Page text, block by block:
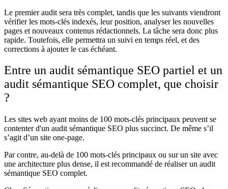
Le premier audit sera très complet, tandis que les suivants viendront
vérifier les mots-clés indexés, leur position, analyser les nouvelles
pages et nouveaux contenus rédactionnels. La tâche sera donc plus
rapide. Toutefois, elle permettra un suivi en temps réel, et des
corrections à ajouter le cas échéant.
Entre un audit sémantique SEO partiel et un
audit sémantique SEO complet, que choisir
?
Les sites web ayant moins de 100 mots-clés principaux peuvent se
contenter d'un audit sémantique SEO plus succinct. De même s’il
s’agit d’un site one-page.
Par contre, au-delà de 100 mots-clés principaux ou sur un site avec
une architecture plus dense, il est recommandé de réaliser un audit
sémantique SEO complet.